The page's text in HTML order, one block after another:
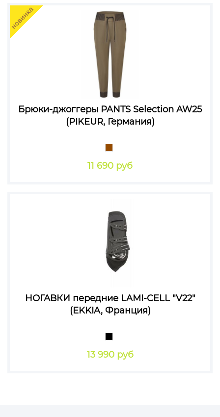
Брюки-джоггеры PANTS Selection AW25
(PIKEUR, Германия)
11 690 руб
НОГАВКИ передние LAMI-CELL "V22"
(EKKIA, Франция)
13 990 руб